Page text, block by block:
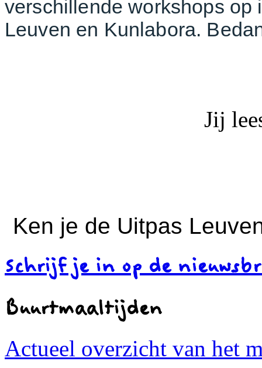
verschillende workshops op
Leuven en Kunlabora.
Jij
Ken je de Uitpas
Schrijf je in op de
Buurtmaaltijden
Actueel overzicht van het